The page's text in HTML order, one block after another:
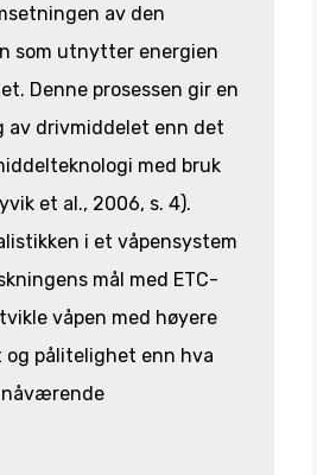
av den
som utnytter energien
Denne prosessen gir en
av drivmiddelet enn det
med bruk
et al., 2006, s. 4).
i et våpensystem
mål med ETC-
våpen med høyere
pålitelighet enn hva
nåværende